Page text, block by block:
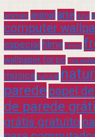
animais animal arte azul
computer
especial filme filmes
wallpaper for pc free
música natural
parede papel
de parede
grátis gratuito